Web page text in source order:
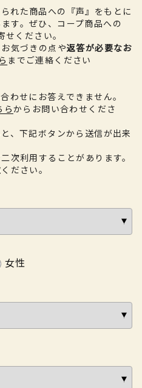
れた商品への『声』をもとに
す。 ぜひ、コープ商品への
せください。
気づきの点や返答が必要なお
までご連絡ください
わせにお答えできません。
らからお問い合わせくださ
、下記ボタンから送信が出来
次利用することがあります。
ださい。
女性